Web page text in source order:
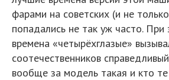
фарами на советских (и не
попадались не так уж часто.
времена «четырёхглазые»
соотечественников
вообще за модель такая и кто те